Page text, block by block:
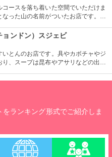
ースを落ち着いた空間でいただけま
った山の名前がついたお店です。季
かずは17品も。石臼で作るふわふわ食
。
ョンドン）スジェビ
いとんのお店です。具やカボチャやジ
、スープは昆布やアサリなどの出汁
ど人気なのもうなずけます。
ランキング形式でご紹介しま